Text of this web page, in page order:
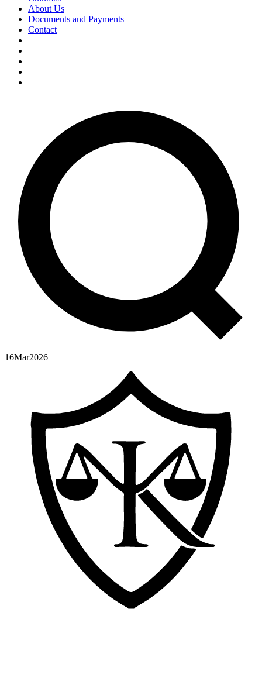
About Us
Documents and Payments
Contact
16Mar2026